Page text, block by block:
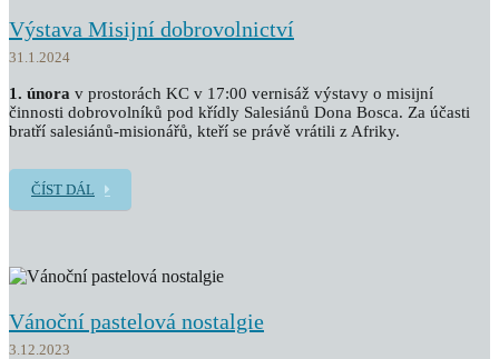
Výstava Misijní dobrovolnictví
31.1.2024
1. února v prostorách KC v 17:00 vernisáž výstavy o misijní
činnosti dobrovolníků pod křídly Salesiánů Dona Bosca. Za účasti
bratří salesiánů-misionářů, kteří se právě vrátili z Afriky.
ČÍST DÁL
Vánoční pastelová nostalgie
3.12.2023